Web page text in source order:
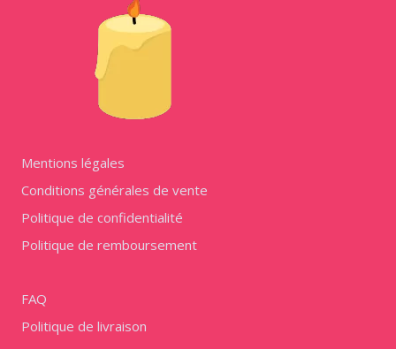
Mentions légales
Conditions générales de vente
Politique de confidentialité
Politique de remboursement
FAQ
Politique de livraison